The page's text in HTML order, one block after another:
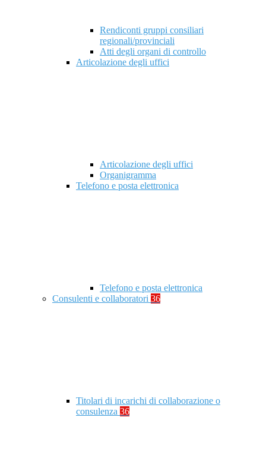
Rendiconti gruppi consiliari
regionali/provinciali
Atti degli organi di controllo
Articolazione degli uffici
Articolazione degli uffici
Organigramma
Telefono e posta elettronica
Telefono e posta elettronica
Consulenti e collaboratori 36
Titolari di incarichi di collaborazione o
consulenza 36